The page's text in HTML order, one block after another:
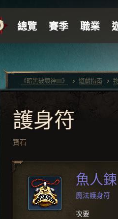
護身符
寶石
魚人鍊
魔法護身符
次要
《暗黑破壞神III》 遊戲指南